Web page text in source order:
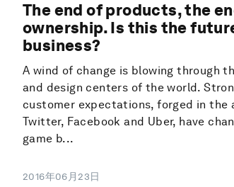
The end of products, the
ownership. Is this the
business?
A wind of change is blowing through
and design centers of the world.
customer expectations, forged in the
Twitter, Facebook and Uber, have
game b...
2016年06月23日